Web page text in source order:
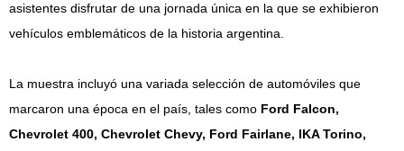
asistentes disfrutar de una jornada única en la que se exhibieron
vehículos emblemáticos de la historia argentina.
La muestra incluyó una variada selección de automóviles que
marcaron una época en el país, tales como Ford Falcon,
Chevrolet 400, Chevrolet Chevy, Ford Fairlane, IKA Torino,